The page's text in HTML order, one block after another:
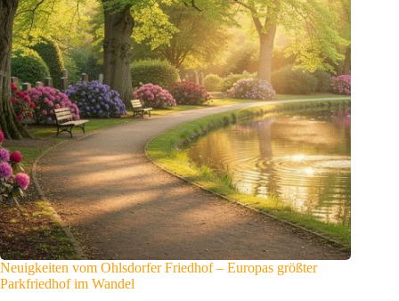
Neuigkeiten vom Ohlsdorfer Friedhof – Europas größter
Parkfriedhof im Wandel